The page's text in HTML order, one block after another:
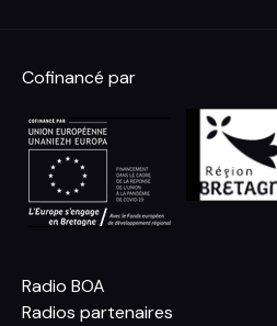
Cofinancé par
Radio BOA
Radios partenaires